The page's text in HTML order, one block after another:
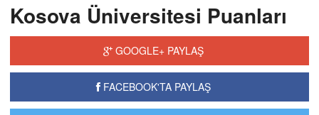
Kosova Üniversitesi Puanları
GOOGLE+ PAYLAŞ
FACEBOOK'TA PAYLAŞ